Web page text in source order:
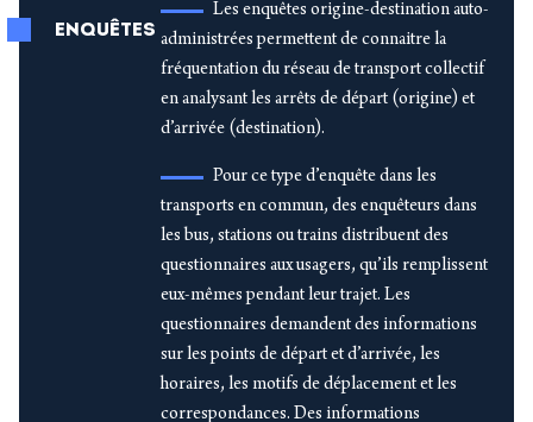
ENQUÊTES
Les enquêtes origine-destination auto-
administrées permettent de connaitre la
fréquentation du réseau de transport collectif
en analysant les arrêts de départ (origine) et
d’arrivée (destination).
Pour ce type d’enquête dans les
transports en commun, des enquêteurs dans
les bus, stations ou trains distribuent des
questionnaires aux usagers, qu’ils remplissent
eux-mêmes pendant leur trajet. Les
questionnaires demandent des informations
sur les points de départ et d’arrivée, les
horaires, les motifs de déplacement et les
correspondances. Des informations